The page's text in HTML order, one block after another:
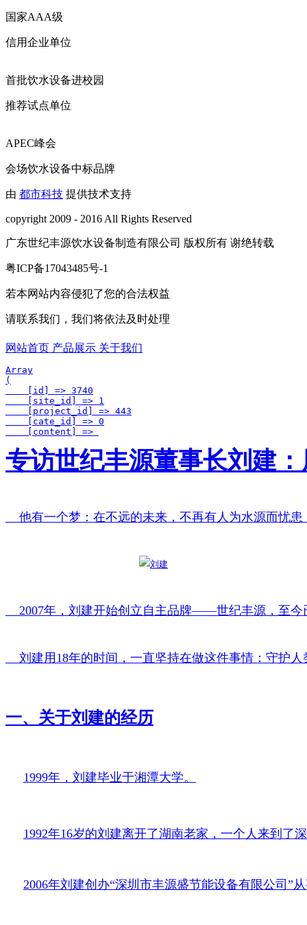
国家AAA级
信用企业单位
首批饮水设备进校园
推荐试点单位
APEC峰会
会场饮水设备中标品牌
由 都市科技 提供技术支持
copyright 2009 - 2016 All Rights Reserved
广东世纪丰源饮水设备制造有限公司 版权所有 谢绝转载
粤ICP备17043485号-1
若本网站内容侵犯了您的合法权益
请联系我们，我们将依法及时处理
网站首页 产品展示 关于我们
Array
(
    [id] => 3740
    [site_id] => 1
    [project_id] => 443
    [cate_id] => 0
    [content] =>
专访世纪丰源董事长刘建
他有一个梦：在不远的未来，不再有人为水源而忧患
2007年，刘建开始创立自主品牌——世纪丰源，至今
刘建用18年的时间，一直坚持在做这件事情：守护人
一、关于刘建的经历
1999年，刘建毕业于湘潭大学。
1992年16岁的刘建离开了湖南老家，一个人来到了
2006年刘建创办“深圳市丰源盛节能设备有限公司”